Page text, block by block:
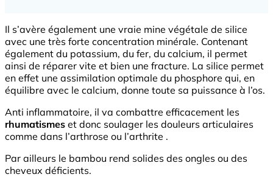
Il s’avère également une vraie mine végétale de silice
avec une très forte concentration minérale. Contenant
également du potassium, du fer, du calcium, il permet
ainsi de réparer vite et bien une fracture. La silice permet
en effet une assimilation optimale du phosphore qui, en
équilibre avec le calcium, donne toute sa puissance à l’os.
Anti inflammatoire, il va combattre efficacement les
rhumatismes et donc soulager les douleurs articulaires
comme dans l’arthrose ou l’arthrite .
Par ailleurs le bambou rend solides des ongles ou des
cheveux déficients.